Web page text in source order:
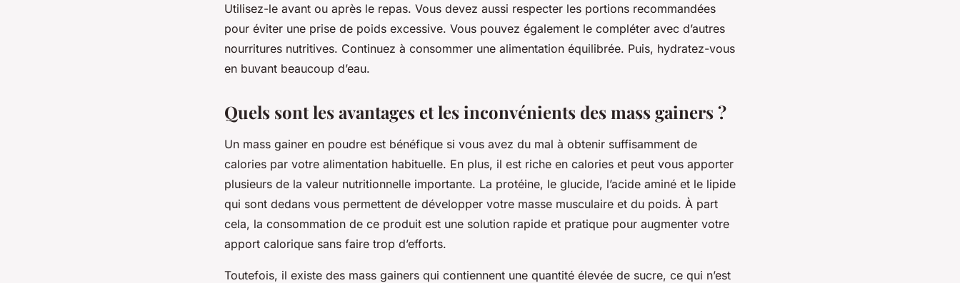
Utilisez-le avant ou après le repas. Vous devez aussi respecter les portions recommandées
pour éviter une prise de poids excessive. Vous pouvez également le compléter avec d’autres
nourritures nutritives. Continuez à consommer une alimentation équilibrée. Puis, hydratez-vous
en buvant beaucoup d’eau.
Quels sont les avantages et les inconvénients des mass gainers ?
Un mass gainer en poudre est bénéfique si vous avez du mal à obtenir suffisamment de
calories par votre alimentation habituelle. En plus, il est riche en calories et peut vous apporter
plusieurs de la valeur nutritionnelle importante. La protéine, le glucide, l’acide aminé et le lipide
qui sont dedans vous permettent de développer votre masse musculaire et du poids. À part
cela, la consommation de ce produit est une solution rapide et pratique pour augmenter votre
apport calorique sans faire trop d’efforts.
Toutefois, il existe des mass gainers qui contiennent une quantité élevée de sucre, ce qui n’est